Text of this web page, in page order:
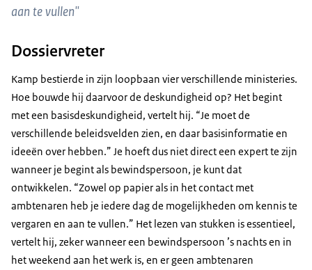
aan te vullen"
Dossiervreter
Kamp bestierde in zijn loopbaan vier verschillende ministeries.
Hoe bouwde hij daarvoor de deskundigheid op? Het begint
met een basisdeskundigheid, vertelt hij. “Je moet de
verschillende beleidsvelden zien, en daar basisinformatie en
ideeën over hebben.” Je hoeft dus niet direct een expert te zijn
wanneer je begint als bewindspersoon, je kunt dat
ontwikkelen. “Zowel op papier als in het contact met
ambtenaren heb je iedere dag de mogelijkheden om kennis te
vergaren en aan te vullen.” Het lezen van stukken is essentieel,
vertelt hij, zeker wanneer een bewindspersoon ’s nachts en in
het weekend aan het werk is, en er geen ambtenaren